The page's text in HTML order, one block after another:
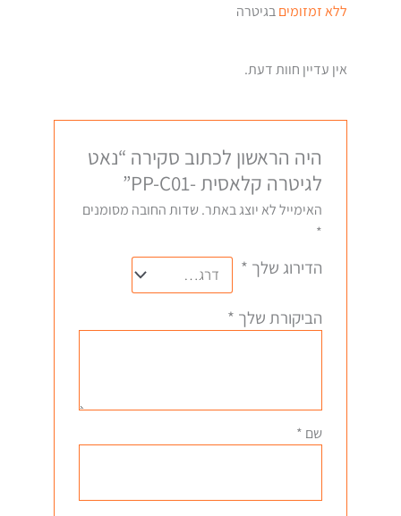
ללא זמזומיםבגיטרה
אין עדיין חוות דעת.
היה הראשון לכתוב סקירה “נאט
לגיטרה קלאסית -PP-C01”
האימייל לא יוצג באתר.שדות החובה מסומנים
*
הדירוג שלך *
הביקורת שלך *
שם *